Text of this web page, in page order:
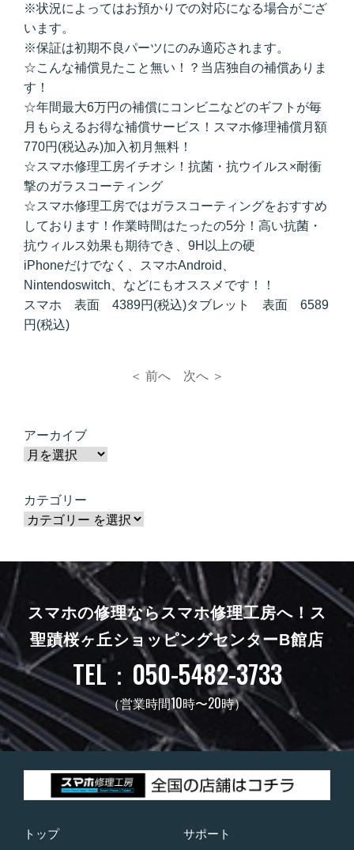
※状況によってはお預かりでの対応になる場合がござ
います。
※保証は初期不良パーツにのみ適応されます。
☆こんな補償見たこと無い！？当店独自の補償ありま
す！
☆年間最大6万円の補償にコンビニなどのギフトが毎
月もらえるお得な補償サービス！スマホ修理補償月額
770円(税込み)加入初月無料！
☆スマホ修理工房イチオシ！抗菌・抗ウイルス×耐衝
撃のガラスコーティング
☆スマホ修理工房ではガラスコーティングをおすすめ
しております！作業時間はたったの5分！高い抗菌・
抗ウィルス効果も期待でき、9H以上の硬
iPhoneだけでなく、スマホAndroid、
Nintendoswitch、などにもオススメです！！
スマホ 表面 4389円(税込)タブレット 表面 6589
円(税込)
＜ 前へ 次へ ＞
アーカイブ
カテゴリー
スマホの修理ならスマホ修理工房へ！ ス
聖蹟桜ヶ丘ショッピングセンターB館店
TEL：050-5482-3733
（営業時間10時〜20時）
トップ サポート